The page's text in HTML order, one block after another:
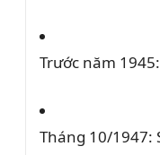
Trước năm 1945:
Tháng 10/1947: